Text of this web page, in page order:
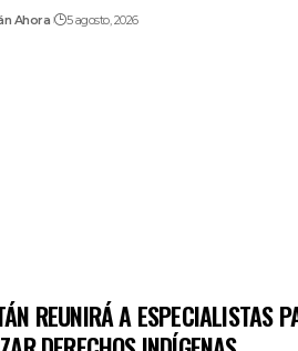
Ahora 5 agosto, 2026
REUNIRÁ A ESPECIALISTAS